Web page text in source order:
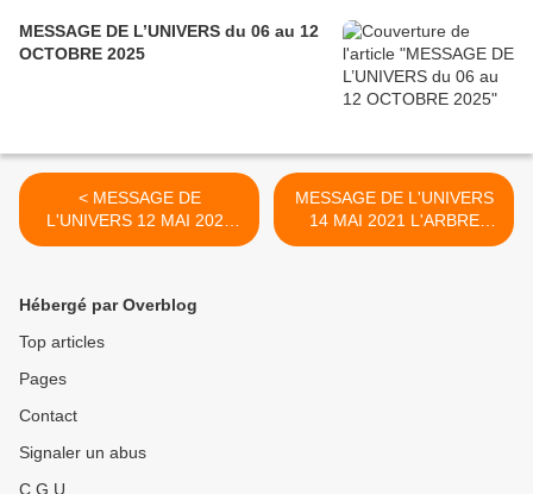
MESSAGE DE L’UNIVERS du 06 au 12
OCTOBRE 2025
< MESSAGE DE
L'UNIVERS 12 MAI 2021
L'ANNEAU EST LE PACTE
MESSAGE DE L'UNIVERS
14 MAI 2021 L'ARBRE
NOUS MET FACE A NOS
Hébergé par Overblog
Top articles
Pages
Contact
Signaler un abus
C.G.U.